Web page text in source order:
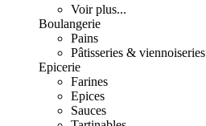
Voir plus...
Boulangerie
Pains
Pâtisseries & viennoiseries
Epicerie
Farines
Epices
Sauces